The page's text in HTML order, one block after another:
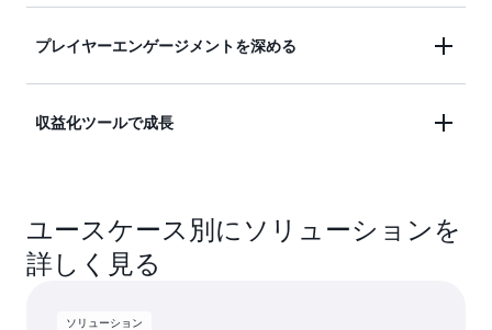
ます。
AWS は、業界トップのマーケティング/獲得パート
イヤーの獲得を促進します。
プレイヤーエンゲージメントを深める
AWS は、新規プレイヤーを効率的にターゲットに
プレイヤーのエンゲージメントを高めています。
収益化ツールで成長
とを可能にする堅牢な収益化サービスにより、ビジ
ネスの成長を加速できるよう支援します。
ユースケース別にソリューションを
詳しく見る
ソリューション